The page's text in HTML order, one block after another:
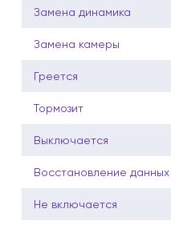
Замена динамика
Замена камеры
Греется
Тормозит
Выключается
Восстановление данных
Не включается